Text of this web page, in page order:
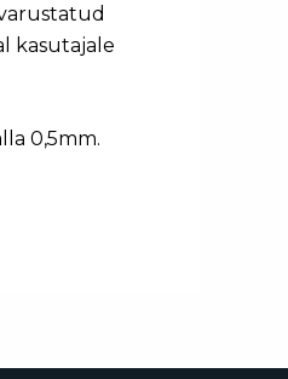
kasutajale
0,5mm.